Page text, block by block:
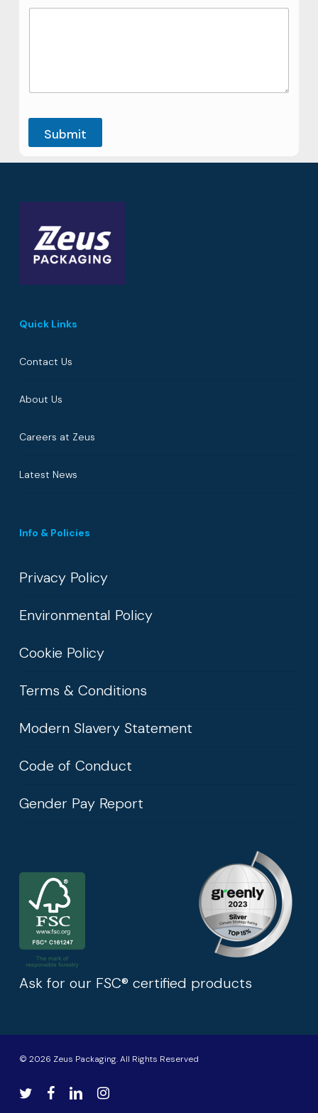
Submit
Quick Links
Contact Us
About Us
Careers at Zeus
Latest News
Info & Policies
Privacy Policy
Environmental Policy
Cookie Policy
Terms & Conditions
Modern Slavery Statement
Code of Conduct
Gender Pay Report
Ask for our FSC® certified products
© 2026 Zeus Packaging. All Rights Reserved
twitter facebooklinkedininstagram